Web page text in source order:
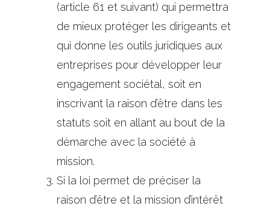
(article 61 et suivant) qui permettra
de mieux protéger les dirigeants et
qui donne les outils juridiques aux
entreprises pour développer leur
engagement sociétal, soit en
inscrivant la raison d’être dans les
statuts soit en allant au bout de la
démarche avec la société à
mission.
Si la loi permet de préciser la
raison d’être et la mission d’intérêt